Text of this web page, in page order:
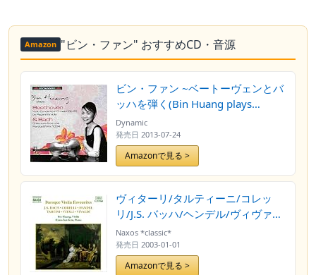
Amazon "ビン・ファン" おすすめCD・音源
ビン・ファン ~ベートーヴェンとバ
ッハを弾く(Bin Huang plays
Beethoven & Bach)
Dynamic
発売日 2013-07-24
Amazonで見る >
ヴィターリ/タルティーニ/コレッ
リ/J.S. バッハ/ヘンデル/ヴィヴァル
ディ:バロック・ヴァイオリン名曲
集
Naxos *classic*
発売日 2003-01-01
Amazonで見る >